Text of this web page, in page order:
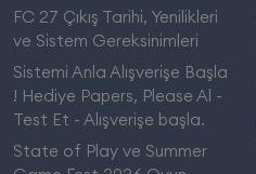
FC 27 Çıkış Tarihi, Yenilikleri
ve Sistem Gereksinimleri
Sistemi Anla Alışverişe Başla
! Hediye Papers, Please Al -
Test Et - Alışverişe başla.
State of Play ve Summer